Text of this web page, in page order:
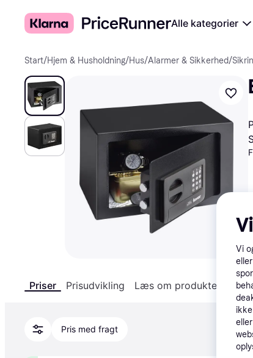
Alle kategorier
Start/Hjem & Husholdning/Hus/Alarmer & Sikkerhed/
Priser Prisudvikling Læs om produktet
Pris med fragt
Vi